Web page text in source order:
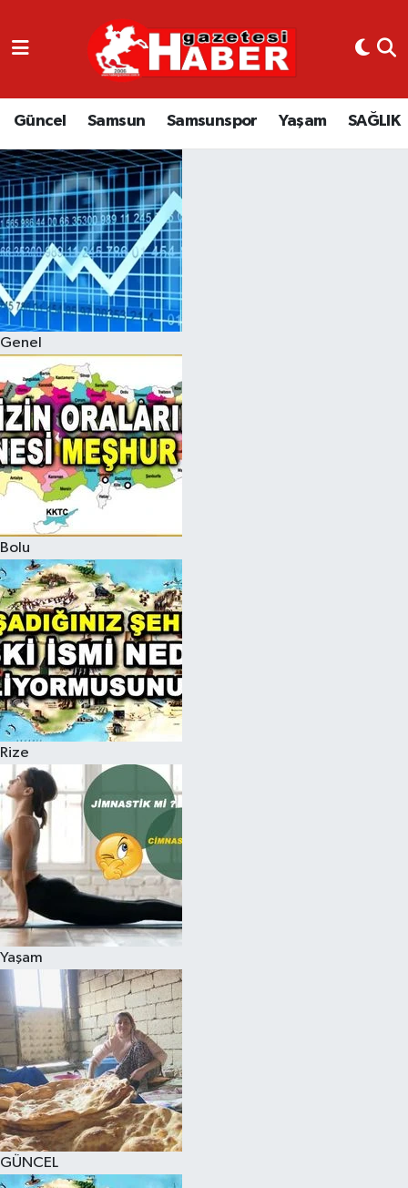
Güncel Samsun Samsunspor Yaşam SAĞLIK
Genel
Bolu
Rize
Yaşam
GÜNCEL
GÜNCEL
SAMSUN
SAMSUNSPOR
EKONOMİ
YAŞAM